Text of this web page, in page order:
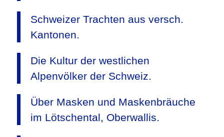
Schweizer Trachten aus versch.
Kantonen.
Die Kultur der westlichen
Alpenvölker der Schweiz.
Über Masken und Maskenbräuche
im Lötschental, Oberwallis.